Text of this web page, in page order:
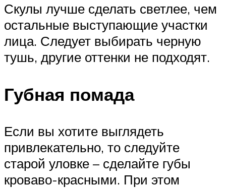
Скулы лучше сделать светлее, чем
остальные выступающие участки
лица. Следует выбирать черную
тушь, другие оттенки не подходят.
Губная помада
Если вы хотите выглядеть
привлекательно, то следуйте
старой уловке – сделайте губы
кроваво-красными. При этом